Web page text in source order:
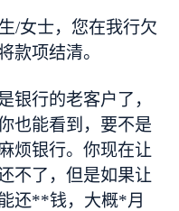
/女士，您在我行欠
款项结清。
银行的老客户了，
也能看到，要不是
烦银行。你现在让
不了，但是如果让
还**钱，大概*月